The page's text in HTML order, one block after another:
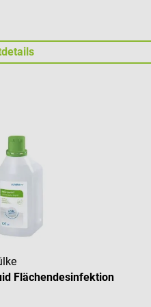
Flächendesinfektion